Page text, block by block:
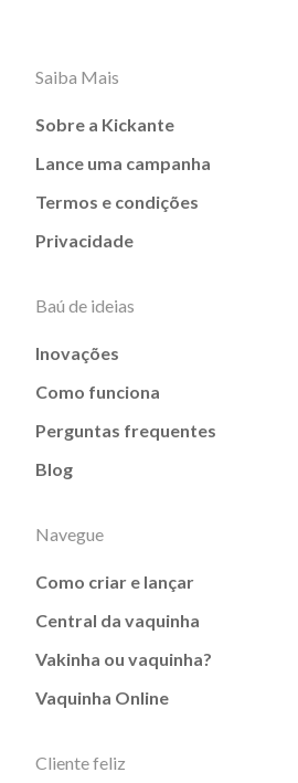
Saiba Mais
Sobre a Kickante
Lance uma campanha
Termos e condições
Privacidade
Baú de ideias
Inovações
Como funciona
Perguntas frequentes
Blog
Navegue
Como criar e lançar
Central da vaquinha
Vakinha ou vaquinha?
Vaquinha Online
Cliente feliz